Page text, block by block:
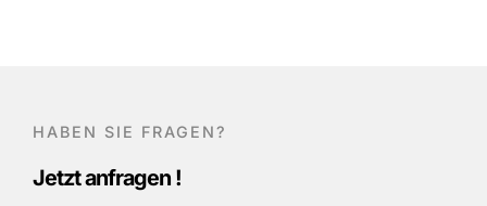
HABEN SIE FRAGEN?
Jetzt anfragen !